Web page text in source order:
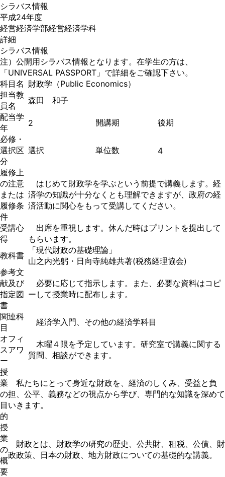
シラバス情報
平成24年度
経営経済学部経営経済学科
詳細
シラバス情報
注）公開用シラバス情報となります。在学生の方は、
「UNIVERSAL PASSPORT 」で詳細をご確認下さい。
科目名 財政学（Public Economics）
担当教
員名
森田 和子
配当学
年
2 開講期
後期
必修・
選択区
分
選択 単位数 4
履修上
の注意
または
履修条
件
はじめて財政学を学ぶという前提で講義します。経
済学の知識が十分なくとも理解できますが、政府の経
済活動に関心をもって受講してください。
受講心
得
出席を重視します。休んだ時はプリントを提出して
もらいます。
教科書
「現代財政の基礎理論」
山之内光躬・日向寺純雄共著(税務経理協会)
参考文
献及び
指定図
書
必要に応じて指示します。また、必要な資料はコピ
ーして授業時に配布します。
関連科
目
経済学入門、その他の経済学科目
オフィ
スアワ
ー
木曜４限を予定しています。研究室で講義に関する
質問、相談ができます。
授
業
の
目
的
私たちにとって身近な財政を、経済のしくみ、受益と負
担、公平、義務などの視点から学び、専門的な知識を深めて
いきます。
授
業
の
概
要
財政とは、財政学の研究の歴史、公共財、租税、公債、財
政政策、日本の財政、地方財政についての基礎的な講義。